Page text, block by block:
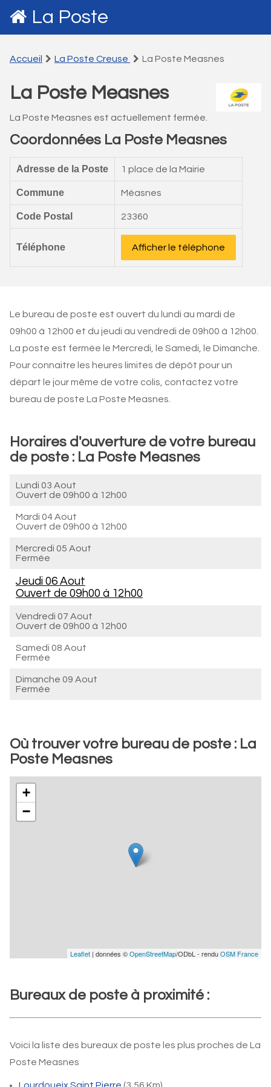
La Poste
Accueil La Poste Creuse La Poste Measnes
La Poste Measnes
La Poste Measnes est actuellement fermée.
Coordonnées La Poste Measnes
Adresse de la Poste 1 place de la Mairie
Commune Méasnes
Code Postal 23360
Téléphone Afficher le téléphone
Le bureau de poste est ouvert du lundi au mardi de
09h00 à 12h00 et du jeudi au vendredi de 09h00 à 12h00.
La poste est fermée le Mercredi, le Samedi, le Dimanche.
Pour connaitre les heures limites de dépôt pour un
départ le jour même de votre colis, contactez votre
bureau de poste La Poste Measnes.
Horaires d'ouverture de votre bureau
de poste : La Poste Measnes
Lundi 03 Aout
Ouvert de 09h00 à 12h00
Mardi 04 Aout
Ouvert de 09h00 à 12h00
Mercredi 05 Aout
Fermée
Jeudi 06 Aout
Ouvert de 09h00 à 12h00
Vendredi 07 Aout
Ouvert de 09h00 à 12h00
Samedi 08 Aout
Fermée
Dimanche 09 Aout
Fermée
Où trouver votre bureau de poste : La
Poste Measnes
+
−
Leaflet | données ©OpenStreetMap/ODbL - renduOSM France
Bureaux de poste à proximité :
Voici la liste des bureaux de poste les plus proches de La
Poste Measnes